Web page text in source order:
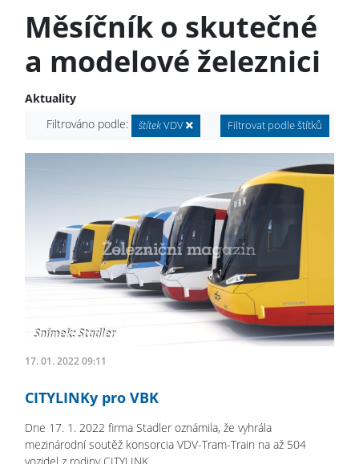
Měsíčník o skutečné
a modelové železnici
Aktuality
Filtrováno podle:
štítekVDV Filtrovat podle štítků
17. 01. 2022 09:11
CITYLINKy pro VBK
Dne 17. 1. 2022 firma Stadler oznámila, že vyhrála
mezinárodní soutěž konsorcia VDV-Tram-Train na až 504